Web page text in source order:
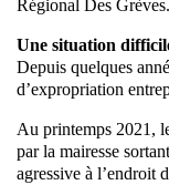
Régional Des Grèves.
Une situation
Depuis quelques
d’expropriation
Au printemps 2021,
par la mairesse
agressive à l’endroit